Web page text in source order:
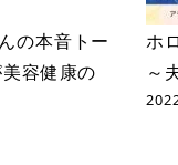
の本音トー
容健康の
ホ
～